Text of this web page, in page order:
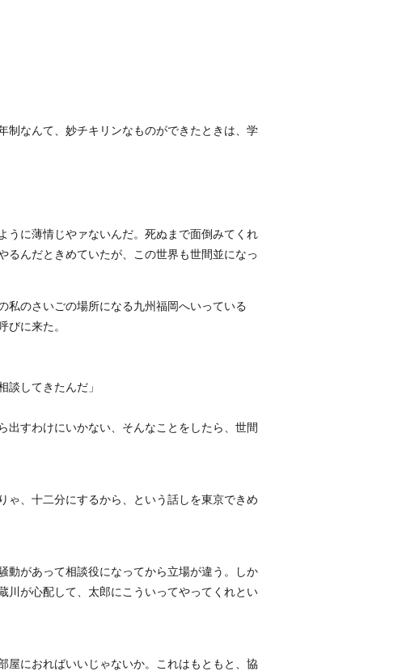
制なんて、妙チキリンなものができたときは、学
うに薄情じやァないんだ。死ぬまで面倒みてくれ
るんだときめていたが、この世界も世間並になっ
のさいごの場所になる九州福岡へいっている
びに来た。
談してきたんだ」
出すわけにいかない、そんなことをしたら、世間
ゃ、十二分にするから、という話しを東京できめ
動があって相談役になってから立場が違う。しか
川が心配して、太郎にこういってやってくれとい
屋におればいいじゃないか。これはもともと、協